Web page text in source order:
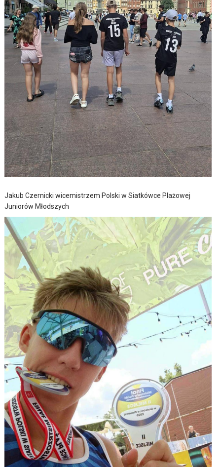
Jakub Czernicki wicemistrzem Polski w Siatkówce Plażowej
Juniorów Młodszych